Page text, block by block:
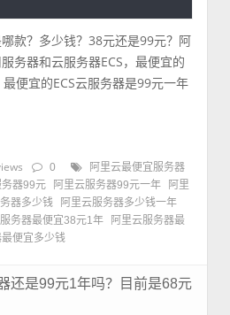
款？多少钱？38元还是99元？阿
务器和云服务器ECS，最便宜的
便宜的ECS云服务器是99元一年
0
阿里云最便宜服务器
务器99元 阿里云服务器99元一年
阿里
器多少钱
阿里云服务器多少钱一年
务器最便宜38元1年
阿里云服务器最
便宜多少钱
还是99元1年吗？目前是68元